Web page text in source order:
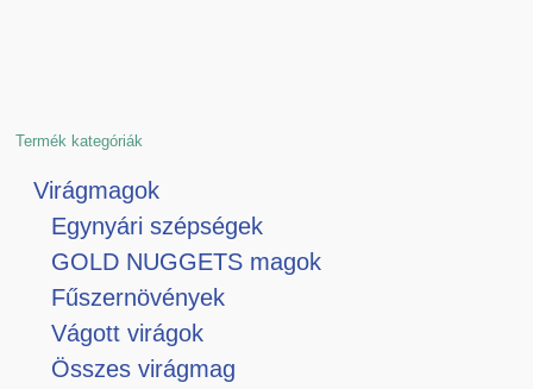
Termék kategóriák
Virágmagok
Egynyári szépségek
GOLD NUGGETS magok
Fűszernövények
Vágott virágok
Összes virágmag